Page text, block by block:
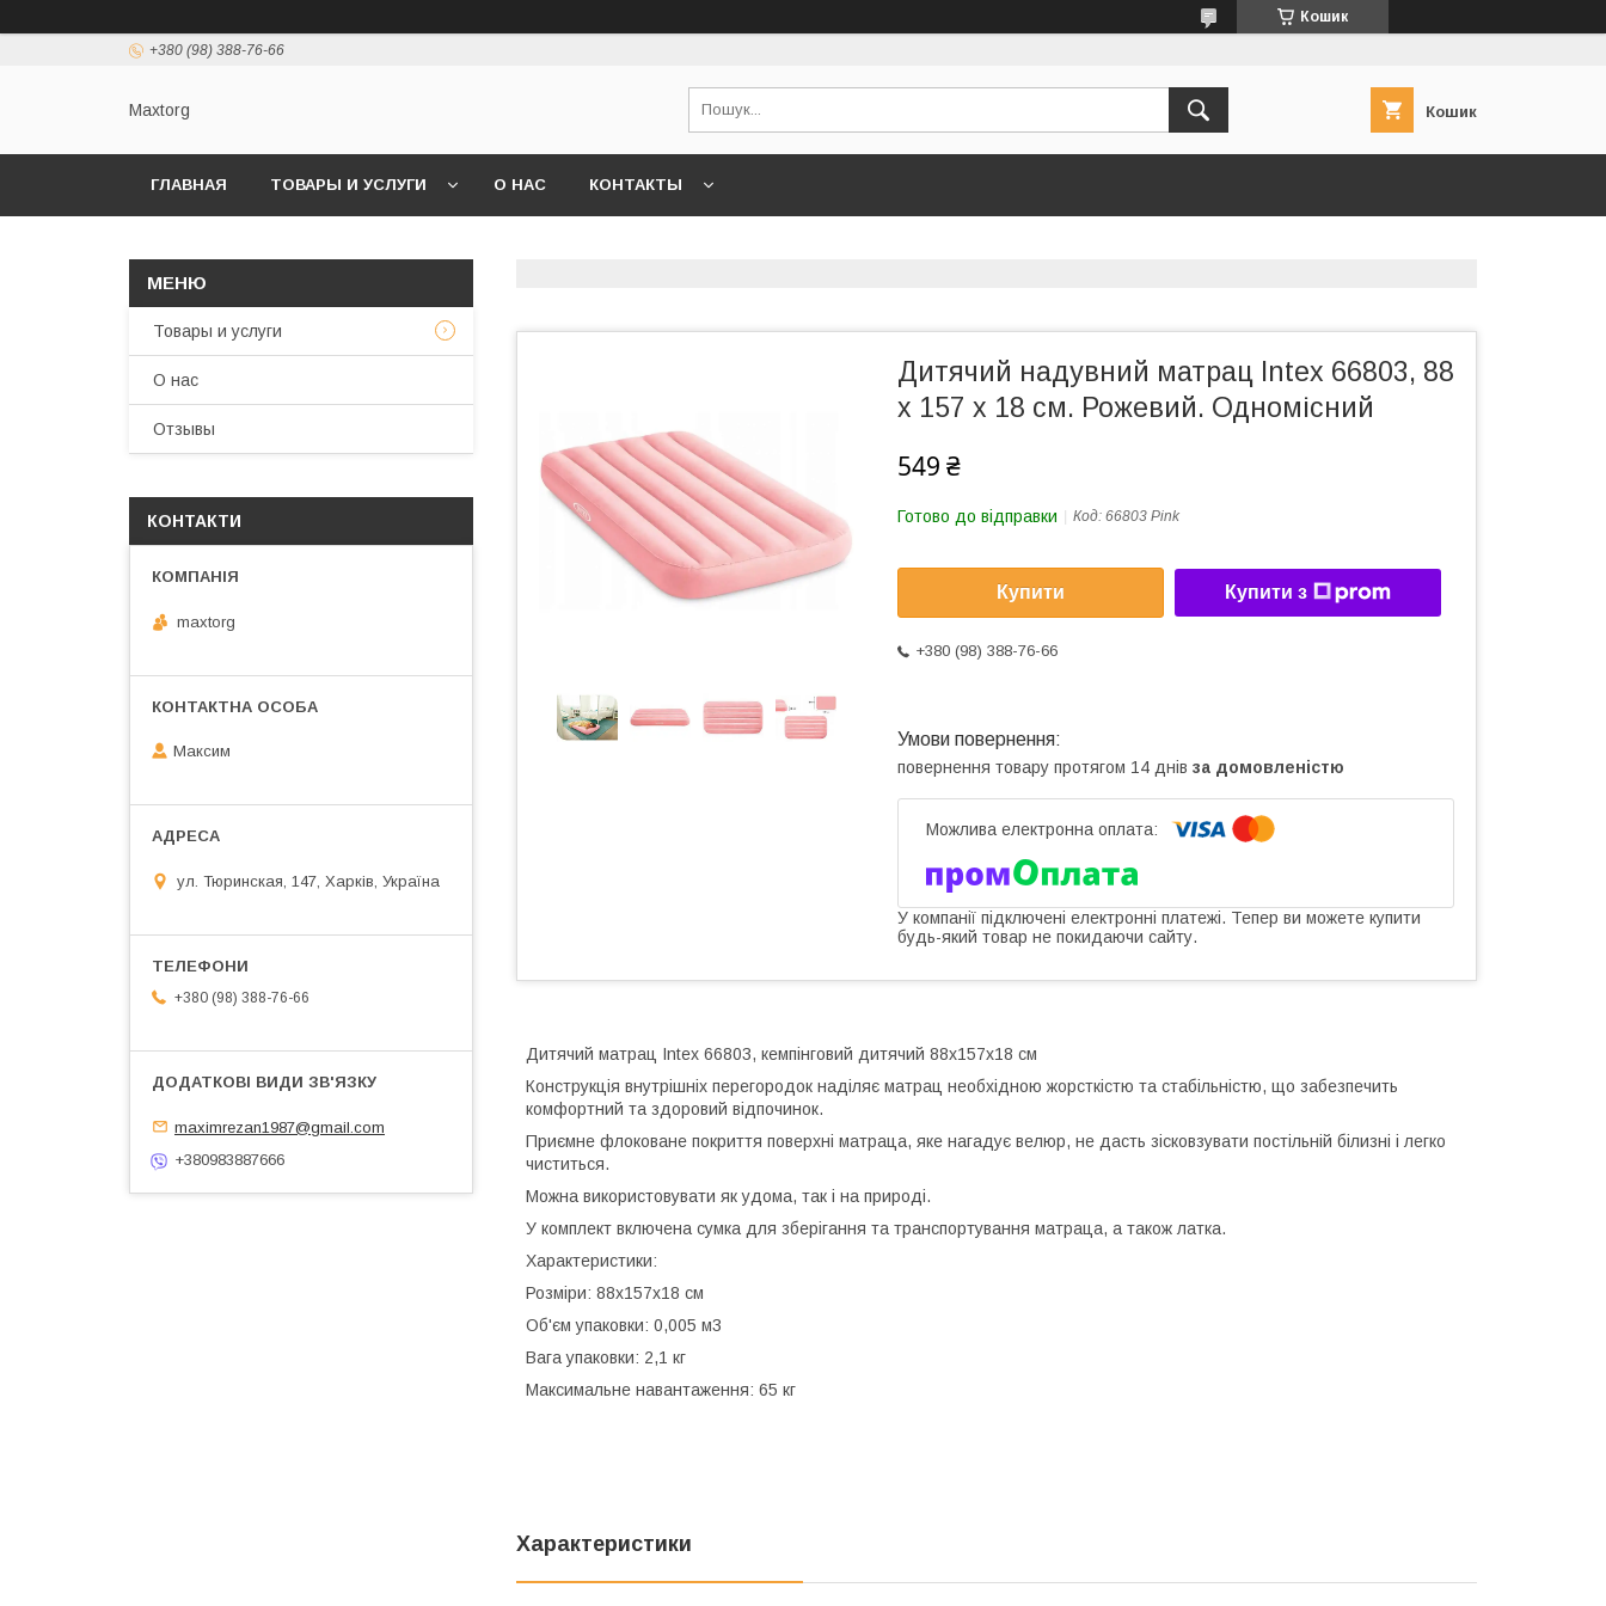
Кошик
+380 (98) 388-76-66
Maxtorg Кошик
ГЛАВНАЯ ТОВАРЫ И УСЛУГИ О НАС КОНТАКТЫ
Дитячий надувний матрац Intex 66803, 88
x 157 x 18 см. Рожевий. Одномісний
549 ₴
Готово до відправки Код: 66803 Pink
Купити Купити з
+380 (98) 388-76-66
повернення товару протягом 14 днів за домовленістю
У компанії підключені електронні платежі. Тепер ви можете купити
будь-який товар не покидаючи сайту.
Дитячий матрац Intex 66803, кемпінговий дитячий 88х157х18 см
Конструкція внутрішніх перегородок наділяє матрац необхідною жорсткістю та стабільністю, що забезпечить
комфортний та здоровий відпочинок.
Приємне флоковане покриття поверхні матраца, яке нагадує велюр, не дасть зісковзувати постільній білизні і легко
чиститься.
Можна використовувати як удома, так і на природі.
У комплект включена сумка для зберігання та транспортування матраца, а також латка.
Характеристики:
Розміри: 88х157х18 см
Об'єм упаковки: 0,005 м3
Вага упаковки: 2,1 кг
Максимальне навантаження: 65 кг
Характеристики
Товары и услуги
О нас
Отзывы
КОНТАКТИ
maxtorg
Максим
ул. Тюринская, 147, Харків, Україна
+380 (98) 388-76-66
maximrezan1987@gmail.com
+380983887666